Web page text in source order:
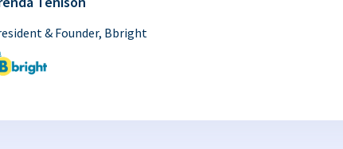
& Founder, Bbright